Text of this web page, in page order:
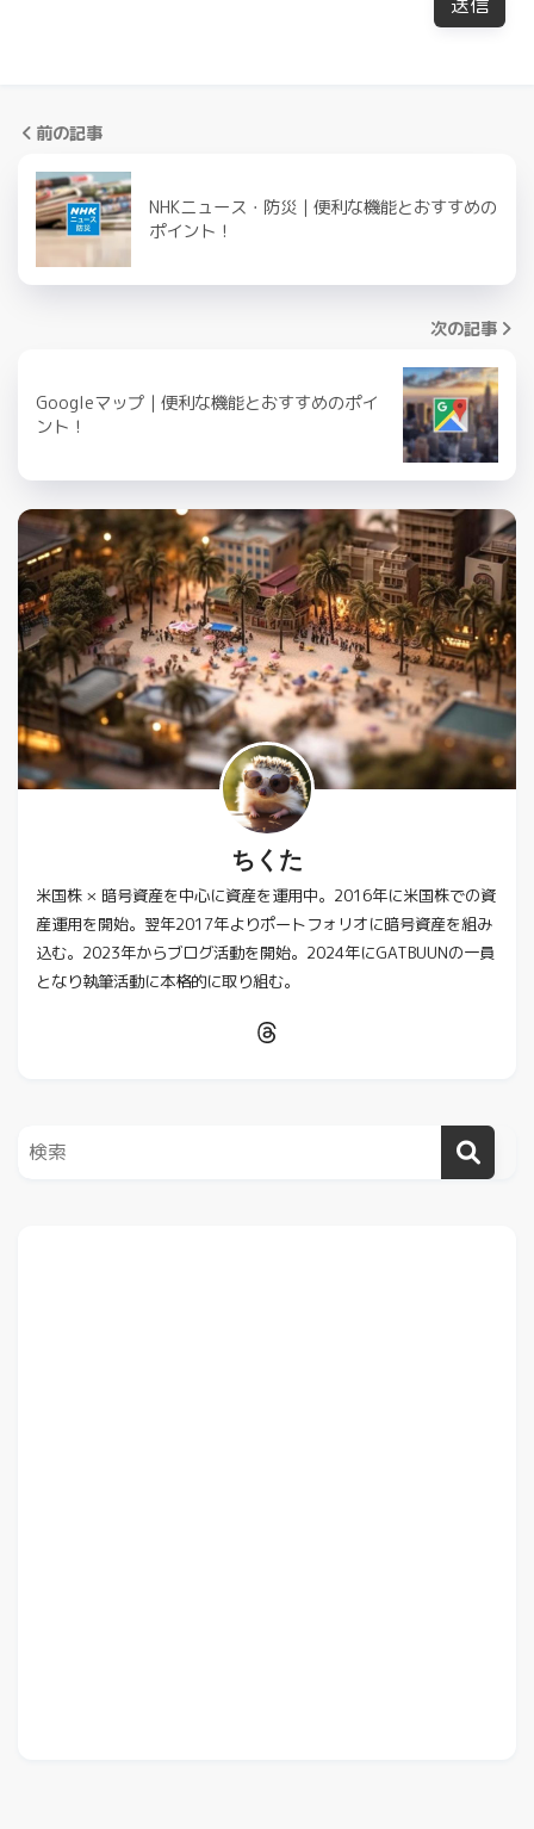
前の記事
NHKニュース・防災｜便利な機能とおすすめの
ポイント！
次の記事
Googleマップ｜便利な機能とおすすめのポイ
ント！
ちくた
米国株 × 暗号資産を中心に資産を運用中。2016年に米国株での資
産運用を開始。翌年2017年よりポートフォリオに暗号資産を組み
込む。2023年からブログ活動を開始。2024年にGATBUUNの一員
となり執筆活動に本格的に取り組む。